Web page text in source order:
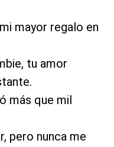
mayor regalo en
tu amor
más que mil
pero nunca me